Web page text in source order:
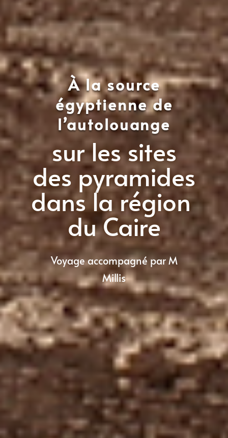
À la source
égyptienne de
l’autolouange
sur les sites
des pyramides
dans la région
du Caire
Voyage accompagné par M
Millis